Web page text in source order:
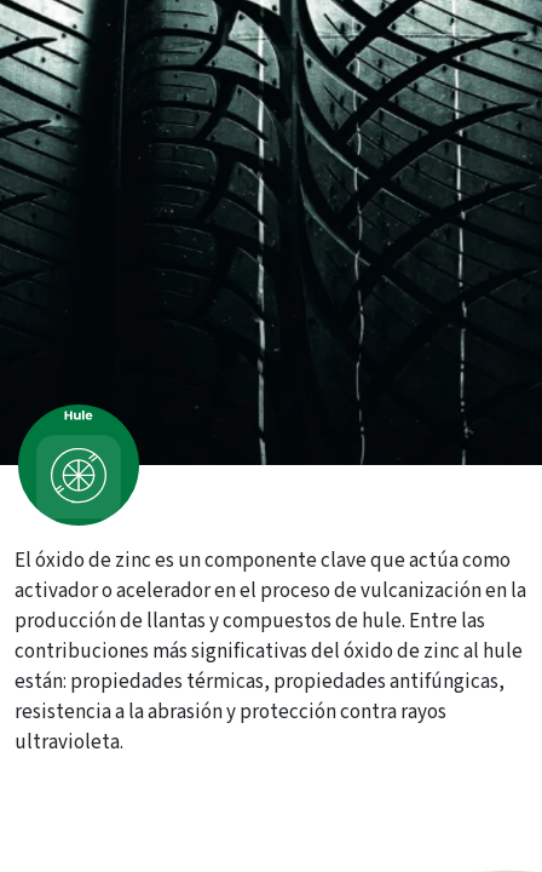
El óxido de zinc es un componente clave que actúa como
activador o acelerador en el proceso de vulcanización en la
producción de llantas y compuestos de hule. Entre las
contribuciones más significativas del óxido de zinc al hule
están: propiedades térmicas, propiedades antifúngicas,
resistencia a la abrasión y protección contra rayos
ultravioleta.